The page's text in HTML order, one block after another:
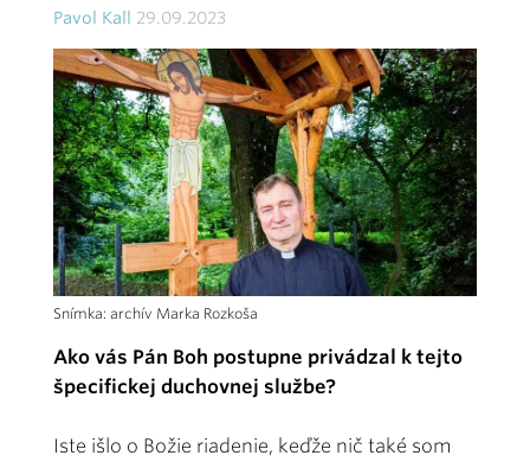
Pavol Kall 29.09.2023
Snímka: archív Marka Rozkoša
Ako vás Pán Boh postupne privádzal k tejto
špecifickej duchovnej službe?
Iste išlo o Božie riadenie, keďže nič také som